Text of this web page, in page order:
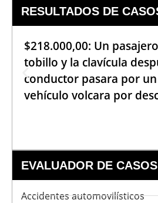
RESULTADOS DE
$218.000,00: Un
tobillo y la clavícula
conductor pasara por
vehículo volcara por
EVALUADOR DE
Accidentes automovilísticos